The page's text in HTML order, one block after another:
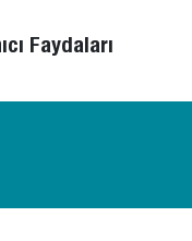
Faydaları